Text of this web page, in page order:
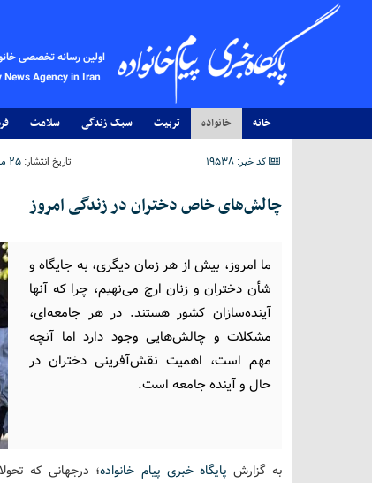
اولین رسانه تخصصی
Agency in Iran
خانه خانواده تربیت سبک زندگی سلامت
کد خبر: 19538 تاریخ انتشار:۲۵ مرداد ۱۴۰۴ - ۱۴:۰۰
چالش‌های خاص دختران در زندگی امروز
ما امروز، بیش از هر زمان دیگری، به جایگاه و
‌شأن دختران و زنان ارج می‌نهیم، چرا که آنها
آینده‌سازان کشور هستند. در هر جامعه‌ای،
مشکلات و چالش‌هایی وجود دارد اما آنچه
مهم است، اهمیت نقش‌آفرینی دختران در
حال و آینده جامعه است.
به گزارش پایگاه خبری پیام خانواده؛ درجهانی که